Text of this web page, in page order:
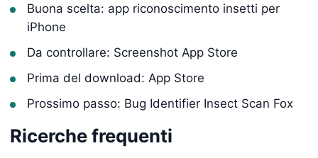
Buona scelta: app riconoscimento insetti per
iPhone
Da controllare: Screenshot App Store
Prima del download: App Store
Prossimo passo: Bug Identifier Insect Scan Fox
Ricerche frequenti